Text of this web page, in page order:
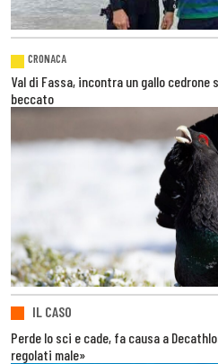
CRONACA
Val di Fassa, incontra un gallo
beccato
IL CASO
Perde lo sci e cade, fa causa a
regolati male»